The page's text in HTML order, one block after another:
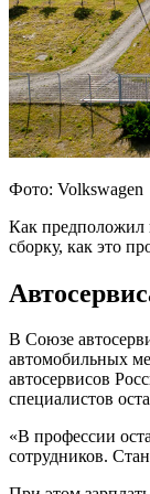
Фото: Volkswagen
Как предположил
сборку, как это
В Союзе
автомобильных
автосервисов
специалистов
«В профессии
сотрудников.